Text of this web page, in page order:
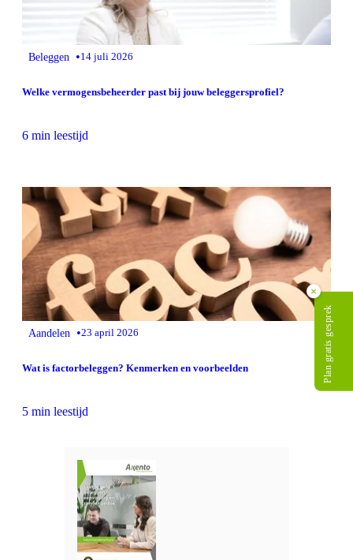
Beleggen •14 juli 2026
Welke vermogensbeheerder past bij jouw beleggersprofiel?
6 min leestijd
Aandelen •23 april 2026
Wat is factorbeleggen? Kenmerken en voorbeelden
5 min leestijd
×
Plan gratis gesprek